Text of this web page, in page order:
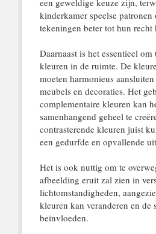
kinderkamer speelse
tekeningen beter tot hun recht
Daarnaast is het essentieel
kleuren in de ruimte. De
moeten harmonieus
meubels en decoraties. Het
complementaire kleuren kan
samenhangend geheel te
contrasterende kleuren juist
een gedurfde en opvallende
Het is ook nuttig om te
afbeelding eruit zal zien in
lichtomstandigheden,
kleuren kan veranderen en de
beïnvloeden.